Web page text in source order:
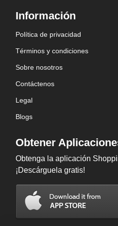
Información
Política de privacidad
Términos y condiciones
Sobre nosotros
Contáctenos
Legal
Blogs
Obtener
Obtenga la aplicación
¡Descárguela gratis!